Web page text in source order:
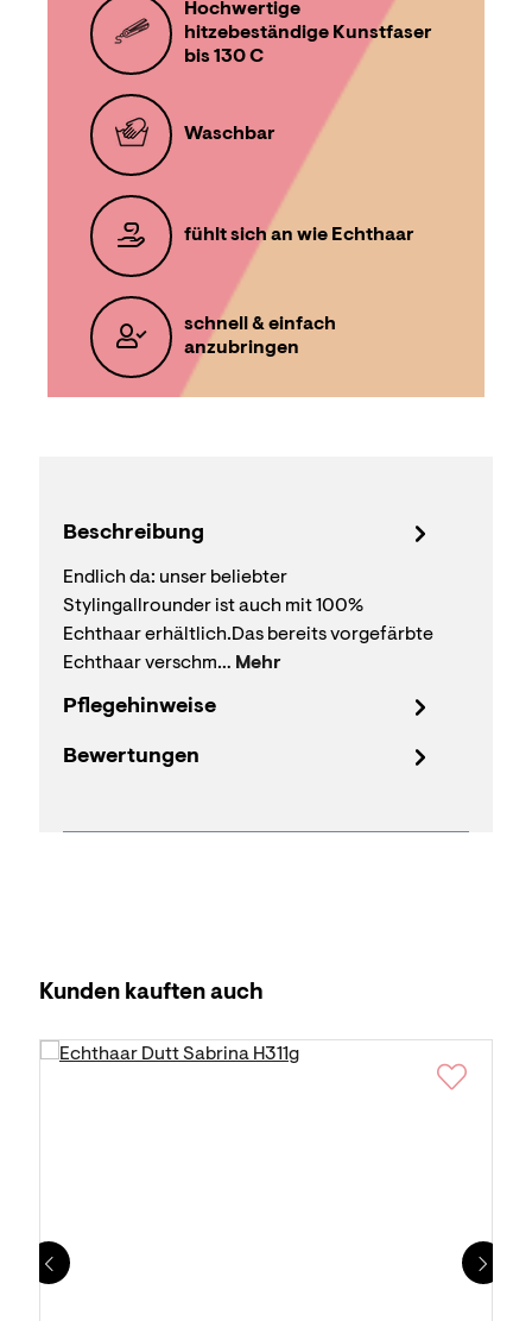
Hochwertige
hitzebeständige Kunstfaser
bis 130 C
Waschbar
fühlt sich an wie Echthaar
schnell & einfach
anzubringen
Beschreibung
Endlich da: unser beliebter
Stylingallrounder ist auch mit 100%
Echthaar erhältlich.Das bereits vorgefärbte
Echthaar verschm… Mehr
Pflegehinweise
Bewertungen
Produktgalerie überspringen
Kunden kauften auch